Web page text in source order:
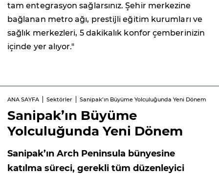
tam entegrasyon sağlarsınız. Şehir merkezine
bağlanan metro ağı, prestijli eğitim kurumları ve
sağlık merkezleri, 5 dakikalık konfor çemberinizin
içinde yer alıyor."
ANA SAYFA Sektörler Sanipak’ın Büyüme Yolculuğunda Yeni Dönem
Sanipak’ın Büyüme
Yolculuğunda Yeni Dönem
Sanipak’ın Arch Peninsula bünyesine
katılma süreci, gerekli tüm düzenleyici